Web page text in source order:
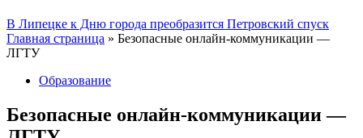
В Липецке к Дню города преобразится Петровский спуск
Главная страница » Безопасные онлайн-коммуникации —
ЛГТУ
Образование
Безопасные онлайн-коммуникации —